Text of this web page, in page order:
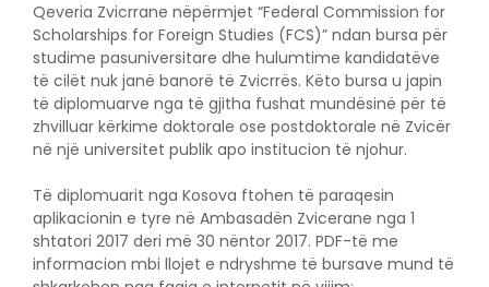
Qeveria Zvicrrane nëpërmjet “Federal Commission for
Scholarships for Foreign Studies (FCS)” ndan bursa për
studime pasuniversitare dhe hulumtime kandidatëve
të cilët nuk janë banorë të Zvicrrës. Këto bursa u japin
të diplomuarve nga të gjitha fushat mundësinë për të
zhvilluar kërkime doktorale ose postdoktorale në Zvicër
në një universitet publik apo institucion të njohur.
Të diplomuarit nga Kosova ftohen të paraqesin
aplikacionin e tyre në Ambasadën Zvicerane nga 1
shtatori 2017 deri më 30 nëntor 2017. PDF-të me
informacion mbi llojet e ndryshme të bursave mund të